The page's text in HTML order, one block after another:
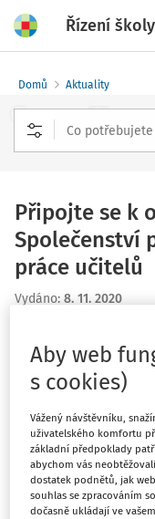
Řízení školy
Domů Aktuality
Připojte se k
Společenství
práce učitelů
Vydáno: 8. 11. 2020
Tým projektu
pedagogického
s partnery
Společenství
Cizí jazyky a Člověk
Přidejte se k nám
Aby web
s cookies)
Vážený návštěvníku,
uživatelského komfortu
základní předpoklady
abychom vás
dostatek podnětů, jak
souhlas se zpracováním
dočasně ukládají ve